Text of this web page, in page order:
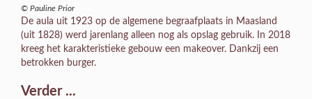
© Pauline Prior
De aula uit 1923 op de algemene begraafplaats in Maasland
(uit 1828) werd jarenlang alleen nog als opslag gebruik. In 2018
kreeg het karakteristieke gebouw een makeover. Dankzij een
betrokken burger.
Verder ...